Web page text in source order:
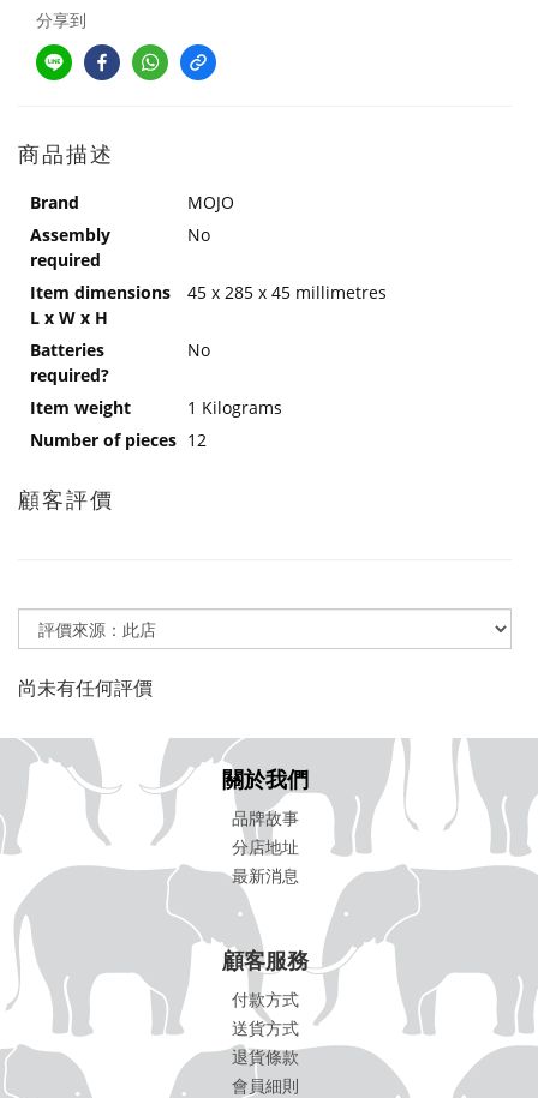
分享到
商品描述
Brand
MOJO
Assembly
required
No
Item dimensions
L x W x H
45 x 285 x 45 millimetres
Batteries
required?
No
Item weight
1 Kilograms
Number of pieces 12
顧客評價
尚未有任何評價
關於我們
品牌故事
分店地址
最新消息
顧客服務
付款方式
送貨方式
退貨條款
會員細則